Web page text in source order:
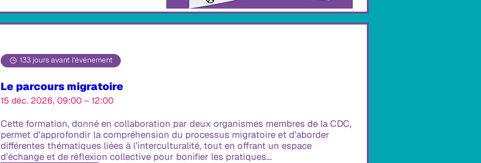
133 jours avant l'événement
Le parcours migratoire
15 déc. 2026, 09:00 – 12:00
Cette formation, donné en collaboration par deux organismes membres de la CDC,
permet d’approfondir la compréhension du processus migratoire et d’aborder
différentes thématiques liées à l’interculturalité, tout en offrant un espace
d’échange et de réflexion collective pour bonifier les pratiques...